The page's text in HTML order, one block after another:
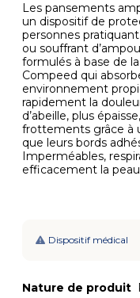
Les pansements
un dispositif de
personnes
ou souffrant
formulés à base de
Compeed qui
environnement
rapidement la
d’abeille, plus
frottements grâce à
que leurs bords
Imperméables,
efficacement la
Dispositif médical
Nature de produit